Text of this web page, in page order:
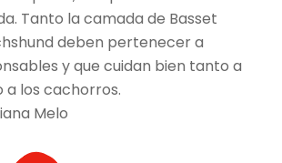
Tanto la camada de Basset
deben pertenecer a
y que cuidan bien tanto a
a los cachorros.
Melo